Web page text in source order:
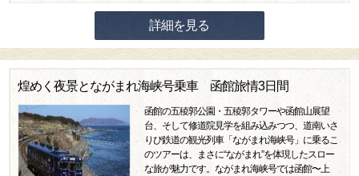
詳細を見る
煌めく夜景とながまれ海峡号乗車 函館旅情3日間
函館の五稜郭公園・五稜郭タワーや函館山展望
台、そして修道院見学を組み込みつつ、道南いさ
りび鉄道の観光列車「ながまれ海峡号」に乗るこ
のツアーは、まさに“ながまれ”を体現したスロー
な旅が魅力です。ながまれ海峡号では函館〜上